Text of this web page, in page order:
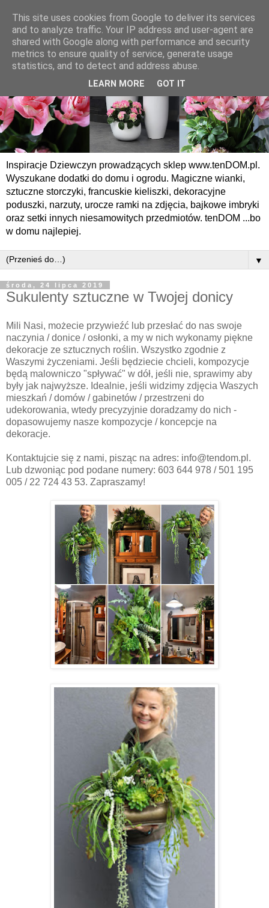
Inspiracje Dziewczyn prowadzących sklep www.tenDOM.pl.
Wyszukane dodatki do domu i ogrodu. Magiczne wianki,
sztuczne storczyki, francuskie kieliszki, dekoracyjne
poduszki, narzuty, urocze ramki na zdjęcia, bajkowe imbryki
oraz setki innych niesamowitych przedmiotów. tenDOM ...bo
w domu najlepiej.
▼
środa, 24 lipca 2019
Sukulenty sztuczne w Twojej donicy
Mili Nasi, możecie przywieźć lub przesłać do nas swoje
naczynia / donice / osłonki, a my w nich wykonamy piękne
dekoracje ze sztucznych roślin. Wszystko zgodnie z
Waszymi życzeniami. Jeśli będziecie chcieli, kompozycje
będą malowniczo "spływać" w dół, jeśli nie, sprawimy aby
były jak najwyższe. Idealnie, jeśli widzimy zdjęcia Waszych
mieszkań / domów / gabinetów / przestrzeni do
udekorowania, wtedy precyzyjnie doradzamy do nich -
dopasowujemy nasze kompozycje / koncepcje na
dekoracje.
Kontaktujcie się z nami, pisząc na adres: info@tendom.pl.
Lub dzwoniąc pod podane numery: 603 644 978 / 501 195
005 / 22 724 43 53. Zapraszamy!
This site uses cookies from Google to deliver its services
and to analyze traffic. Your IP address and user-agent are
shared with Google along with performance and security
metrics to ensure quality of service, generate usage
statistics, and to detect and address abuse.
LEARN MORE GOT IT